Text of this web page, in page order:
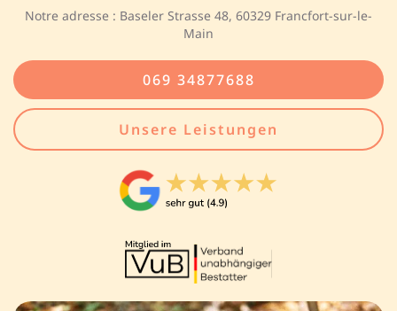
Notre adresse : Baseler Strasse 48, 60329 Francfort-sur-le-
Main
069 34877688
Unsere Leistungen